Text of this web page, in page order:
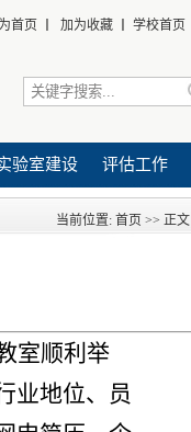
首页 加为收藏 学校首页
验室建设 评估工作
当前位置: 首页 >> 正文
室顺利举
业地位、员